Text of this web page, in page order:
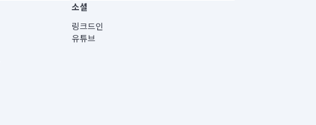
소셜
링크드인
유튜브